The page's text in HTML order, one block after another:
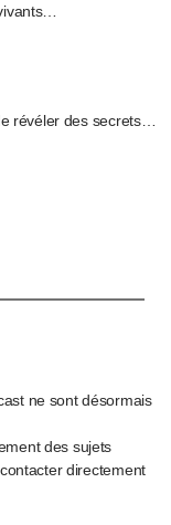
révéler des secrets…
ne sont désormais
des sujets
directement